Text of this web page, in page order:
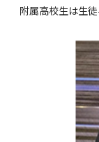
附属高校生は生